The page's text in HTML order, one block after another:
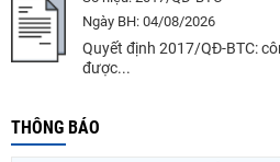
Ngày BH: 04/08/2026
Quyết định 2017/QĐ-BTC:
được...
THÔNG BÁO